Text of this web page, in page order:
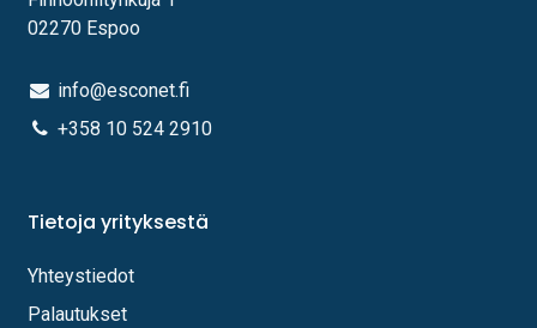
02270 Espoo
info@esconet.fi
+358 10 524 2910
Tietoja yrityksestä
Yhteystiedot
Palautukset